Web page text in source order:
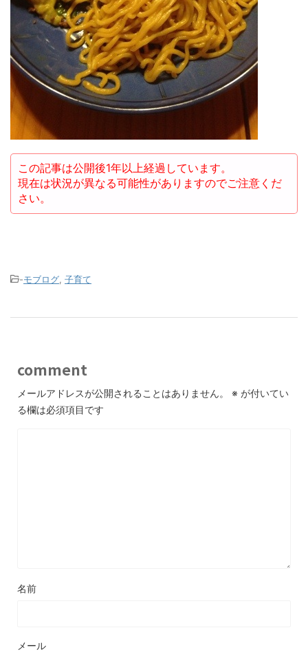
この記事は公開後1年以上経過しています。
現在は状況が異なる可能性がありますのでご注意くだ
さい。
-モブログ 子育て
comment
メールアドレスが公開されることはありません。 ※ が付いてい
る欄は必須項目です
名前
メール